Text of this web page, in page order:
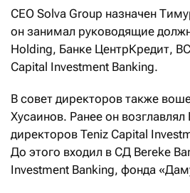
CEO Solva Group назначен
он занимал руководящие
Holding, Банке ЦентрКредит,
Capital Investment Banking.
В совет директоров также
Хусаинов. Ранее он
директоров Teniz Capital
До этого входил в СД Bereke
Investment Banking, фонда